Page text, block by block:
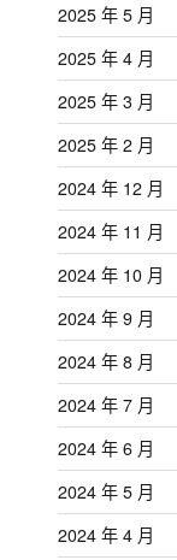
2025 年 5 月
2025 年 4 月
2025 年 3 月
2025 年 2 月
2024 年 12 月
2024 年 11 月
2024 年 10 月
2024 年 9 月
2024 年 8 月
2024 年 7 月
2024 年 6 月
2024 年 5 月
2024 年 4 月